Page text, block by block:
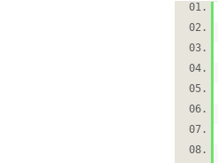
01.
02.
03.
04.
05.
06.
07.
08.